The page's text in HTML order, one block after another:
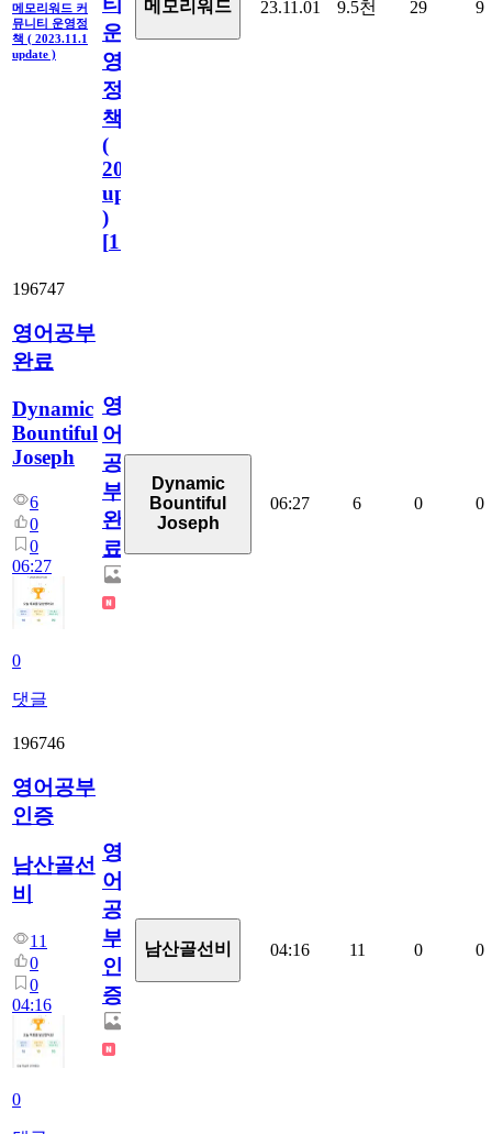
메모리워드 커
뮤니티 운영정
책 ( 2023.11.1
update )
운
영
정
책
(
2023.11.1
update
)
[110
메모리워드 23.11.01 9.5천 29 9
196747
영어공부
완료
Dynamic
Bountiful
Joseph
6
0
0
06:27
0
댓글
영
어
공
부
완
료
Dynamic
Bountiful
Joseph
06:27 6 0 0
196746
영어공부
인증
남산골선
비
11
0
0
04:16
0
영
어
공
부
인
증
남산골선비 04:16 11 0 0